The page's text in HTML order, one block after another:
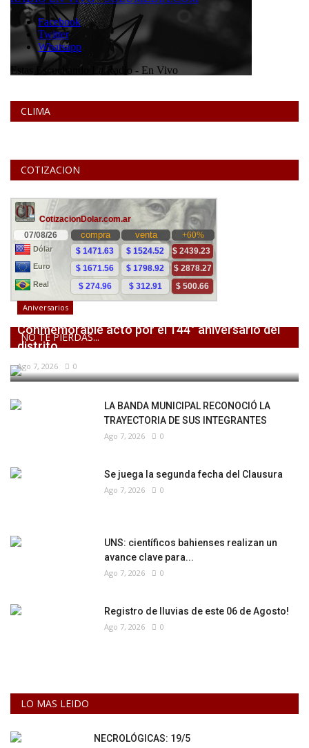
CLIMA
COTIZACION
NO TE PIERDAS...
Aniversarios
Conmemorable acto por el 144° aniversario del
distrito
Ago 7, 2026 0
LA BANDA MUNICIPAL RECONOCIÓ LA
TRAYECTORIA DE SUS INTEGRANTES
Ago 7, 2026 0
Se juega la segunda fecha del Clausura
Ago 7, 2026 0
UNS: científicos bahienses realizan un
avance clave para...
Ago 7, 2026 0
Registro de lluvias de este 06 de Agosto!
Ago 7, 2026 0
LO MAS LEIDO
NECROLÓGICAS: 19/5